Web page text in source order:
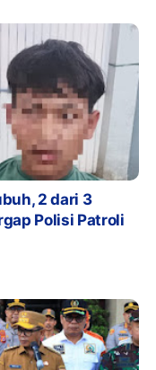
2 dari 3
Polisi Patroli